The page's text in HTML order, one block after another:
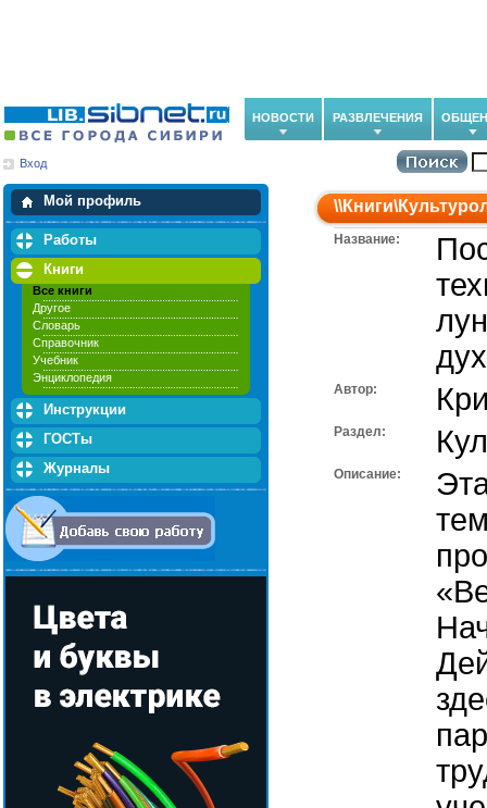
НОВОСТИ РАЗВЛЕЧЕНИЯ
Вход
Мой профиль
Мои закладки
Работы
Книги
Все книги
Другое
Словарь
Справочник
Учебник
Энциклопедия
Инструкции
ГОСТы
Журналы
\\Книги\
Название:
Автор:
Раздел:
Описание: